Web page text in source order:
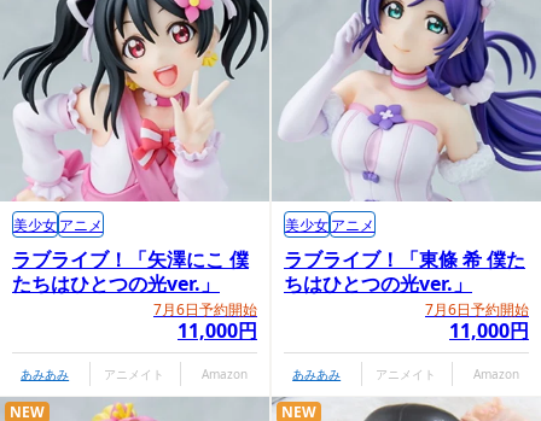
ラブライブ！「矢澤にこ 僕
たちはひとつの光ver.」
7月6日予約開始
11,000円
美少女アニメ
あみあみ アニメイト Amazon
ラブライブ！「東條 希 僕た
ちはひとつの光ver.」
7月6日予約開始
11,000円
美少女アニメ
あみあみ アニメイト Amazon
NEW NEW